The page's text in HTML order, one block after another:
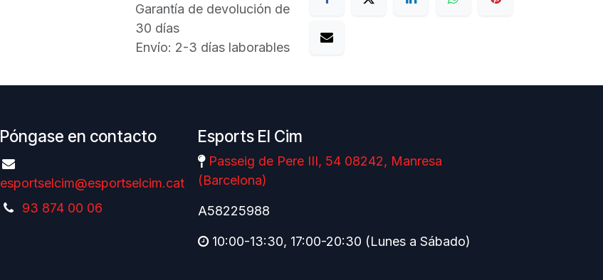
Garantía de devolución de
30 días
Envío: 2-3 días laborables
Esports El Cim
Passeig de Pere III, 54 08242, Manresa
(Barcelona)
A58225988
10:00-13:30, 17:00-20:30 (Lunes a Sábado)
Póngase en contacto
esportselcim@esportselcim.cat
93 874 00 06